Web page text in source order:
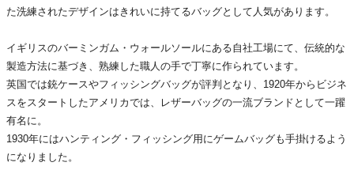
た洗練されたデザインはきれいに持てるバッグとして人気があります。
イギリスのバーミンガム・ウォールソールにある自社工場にて、伝統的な
製造方法に基づき、熟練した職人の手で丁寧に作られています。
英国では銃ケースやフィッシングバッグが評判となり、1920年からビジネ
スをスタートしたアメリカでは、レザーバッグの一流ブランドとして一躍
有名に。
1930年にはハンティング・フィッシング用にゲームバッグも手掛けるよう
になりました。